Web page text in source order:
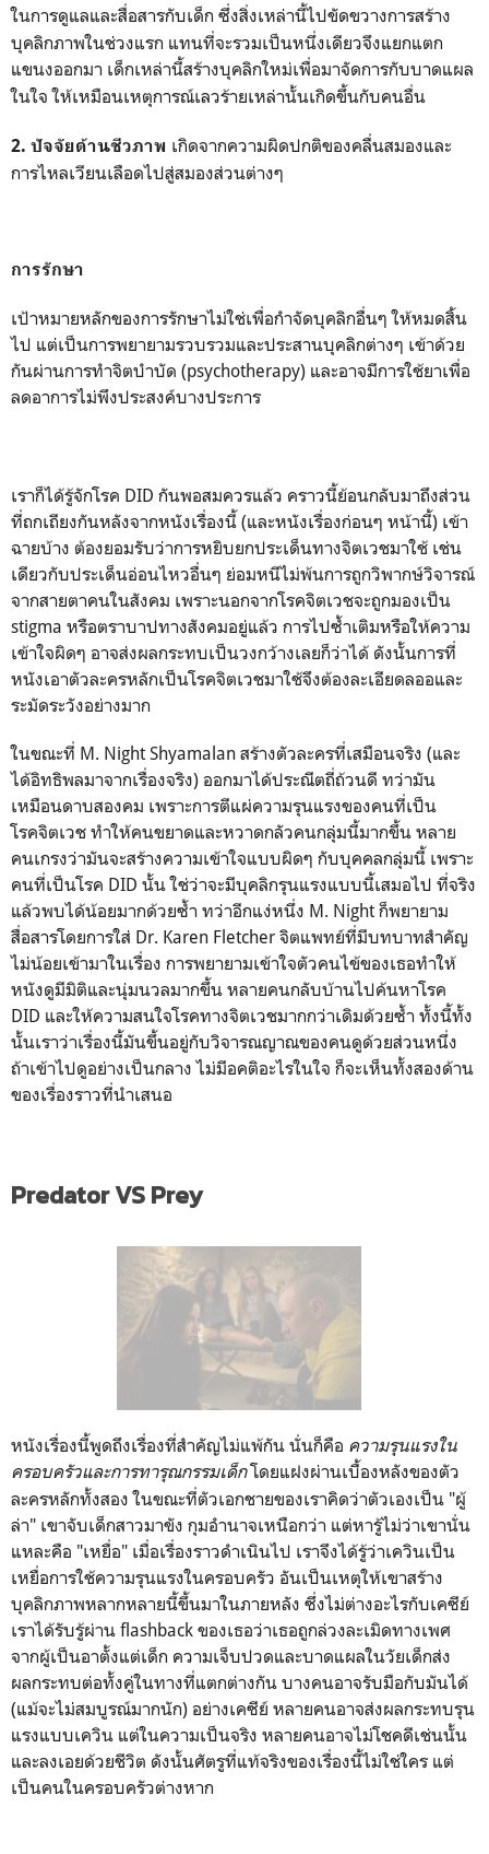
ในการดูแลและสื่อสารกับเด็ก ซึ่งสิ่งเหล่านี้ไปขัดขวางการสร้าง
บุคลิกภาพในช่วงแรก แทนที่จะรวมเป็นหนึ่งเดียวจึงแยกแตก
แขนงออกมา เด็กเหล่านี้สร้างบุคลิกใหม่เพื่อมาจัดการกับบาดแผล
ในใจ ให้เหมือนเหตุการณ์เลวร้ายเหล่านั้นเกิดขึ้นกับคนอื่น
2. ปัจจัยด้านชีวภาพ เกิดจากความผิดปกติของคลื่นสมองและ
การไหลเวียนเลือดไปสู่สมองส่วนต่างๆ
การรักษา
เป้าหมายหลักของการรักษาไม่ใช่เพื่อกำจัดบุคลิกอื่นๆ ให้หมดสิ้น
ไป แต่เป็นการพยายามรวบรวมและประสานบุคลิกต่างๆ เข้าด้วย
กันผ่านการทำจิตบำบัด (psychotherapy) และอาจมีการใช้ยาเพื่อ
ลดอาการไม่พึงประสงค์บางประการ
เราก็ได้รู้จักโรค DID กันพอสมควรแล้ว คราวนี้ย้อนกลับมาถึงส่วน
ที่ถกเถียงกันหลังจากหนังเรื่องนี้ (และหนังเรื่องก่อนๆ หน้านี้) เข้า
ฉายบ้าง ต้องยอมรับว่าการหยิบยกประเด็นทางจิตเวชมาใช้ เช่น
เดียวกับประเด็นอ่อนไหวอื่นๆ ย่อมหนีไม่พ้นการถูกวิพากษ์วิจารณ์
จากสายตาคนในสังคม เพราะนอกจากโรคจิตเวชจะถูกมองเป็น
stigma หรือตราบาปทางสังคมอยู่แล้ว การไปซ้ำเติมหรือให้ความ
เข้าใจผิดๆ อาจส่งผลกระทบเป็นวงกว้างเลยก็ว่าได้ ดังนั้นการที่
หนังเอาตัวละครหลักเป็นโรคจิตเวชมาใช้จึงต้องละเอียดลออและ
ระมัดระวังอย่างมาก
ในขณะที่ M. Night Shyamalan สร้างตัวละครที่เสมือนจริง (และ
ได้อิทธิพลมาจากเรื่องจริง) ออกมาได้ประณีตถี่ถ้วนดี ทว่ามัน
เหมือนดาบสองคม เพราะการตีแผ่ความรุนแรงของคนที่เป็น
โรคจิตเวช ทำให้คนขยาดและหวาดกลัวคนกลุ่มนี้มากขึ้น หลาย
คนเกรงว่ามันจะสร้างความเข้าใจแบบผิดๆ กับบุคคลกลุ่มนี้ เพราะ
คนที่เป็นโรค DID นั้น ใช่ว่าจะมีบุคลิกรุนแรงแบบนี้เสมอไป ที่จริง
แล้วพบได้น้อยมากด้วยซ้ำ ทว่าอีกแง่หนึ่ง M. Night ก็พยายาม
สื่อสารโดยการใส่ Dr. Karen Fletcher จิตแพทย์ที่มีบทบาทสำคัญ
ไม่น้อยเข้ามาในเรื่อง การพยายามเข้าใจตัวคนไข้ของเธอทำให้
หนังดูมีมิติและนุ่มนวลมากขึ้น หลายคนกลับบ้านไปค้นหาโรค
DID และให้ความสนใจโรคทางจิตเวชมากกว่าเดิมด้วยซ้ำ ทั้งนี้ทั้ง
นั้นเราว่าเรื่องนี้มันขึ้นอยู่กับวิจารณญาณของคนดูด้วยส่วนหนึ่ง
ถ้าเข้าไปดูอย่างเป็นกลาง ไม่มีอคติอะไรในใจ ก็จะเห็นทั้งสองด้าน
ของเรื่องราวที่นำเสนอ
Predator VS Prey
หนังเรื่องนี้พูดถึงเรื่องที่สำคัญไม่แพ้กัน นั่นก็คือ ความรุนแรงใน
ครอบครัวและการทารุณกรรมเด็ก โดยแฝงผ่านเบื้องหลังของตัว
ละครหลักทั้งสอง ในขณะที่ตัวเอกชายของเราคิดว่าตัวเองเป็น "ผู้
ล่า" เขาจับเด็กสาวมาขัง กุมอำนาจเหนือกว่า แต่หารู้ไม่ว่าเขานั่น
แหละคือ "เหยื่อ" เมื่อเรื่องราวดำเนินไป เราจึงได้รู้ว่าเควินเป็น
เหยื่อการใช้ความรุนแรงในครอบครัว อันเป็นเหตุให้เขาสร้าง
บุคลิกภาพหลากหลายนี้ขึ้นมาในภายหลัง ซึ่งไม่ต่างอะไรกับเคซีย์
เราได้รับรู้ผ่าน flashback ของเธอว่าเธอถูกล่วงละเมิดทางเพศ
จากผู้เป็นอาตั้งแต่เด็ก ความเจ็บปวดและบาดแผลในวัยเด็กส่ง
ผลกระทบต่อทั้งคู่ในทางที่แตกต่างกัน บางคนอาจรับมือกับมันได้
(แม้จะไม่สมบูรณ์มากนัก) อย่างเคซีย์ หลายคนอาจส่งผลกระทบรุน
แรงแบบเควิน แต่ในความเป็นจริง หลายคนอาจไม่โชคดีเช่นนั้น
และลงเอยด้วยชีวิต ดังนั้นศัตรูที่แท้จริงของเรื่องนี้ไม่ใช่ใคร แต่
เป็นคนในครอบครัวต่างหาก